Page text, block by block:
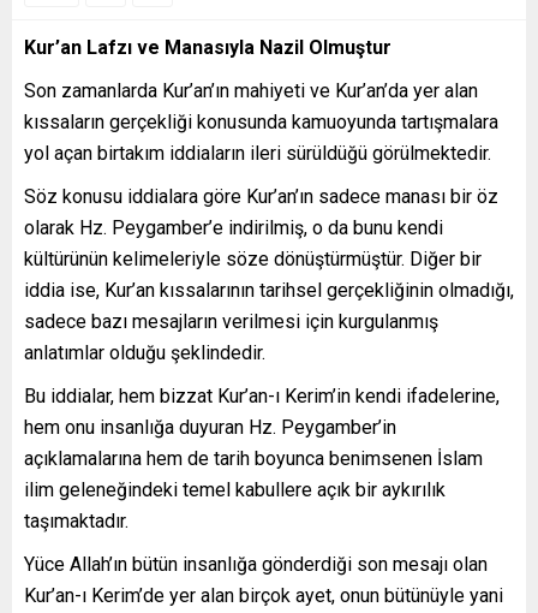
Kur’an Lafzı ve Manasıyla Nazil Olmuştur
Son zamanlarda Kur’an’ın mahiyeti ve Kur’an’da yer alan
kıssaların gerçekliği konusunda kamuoyunda tartışmalara
yol açan birtakım iddiaların ileri sürüldüğü görülmektedir.
Söz konusu iddialara göre Kur’an’ın sadece manası bir öz
olarak Hz. Peygamber’e indirilmiş, o da bunu kendi
kültürünün kelimeleriyle söze dönüştürmüştür. Diğer bir
iddia ise, Kur’an kıssalarının tarihsel gerçekliğinin olmadığı,
sadece bazı mesajların verilmesi için kurgulanmış
anlatımlar olduğu şeklindedir.
Bu iddialar, hem bizzat Kur’an-ı Kerim’in kendi ifadelerine,
hem onu insanlığa duyuran Hz. Peygamber’in
açıklamalarına hem de tarih boyunca benimsenen İslam
ilim geleneğindeki temel kabullere açık bir aykırılık
taşımaktadır.
Yüce Allah’ın bütün insanlığa gönderdiği son mesajı olan
Kur’an-ı Kerim’de yer alan birçok ayet, onun bütünüyle yani